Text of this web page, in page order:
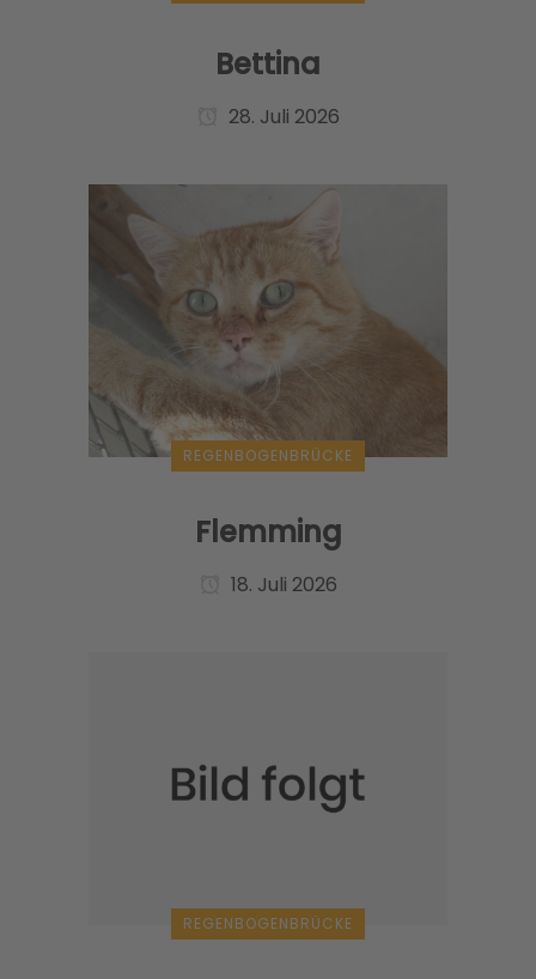
Bettina
28. Juli 2026
REGENBOGENBRÜCKE
Flemming
18. Juli 2026
REGENBOGENBRÜCKE